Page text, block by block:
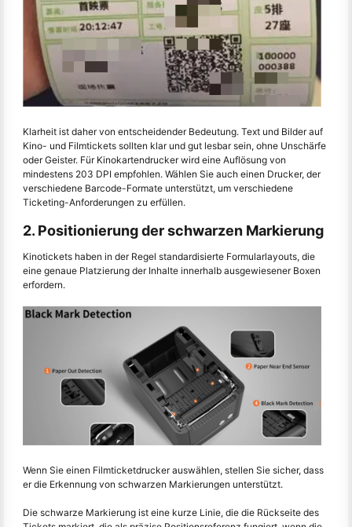
Klarheit ist daher von entscheidender Bedeutung. Text und Bilder auf
Kino- und Filmtickets sollten klar und gut lesbar sein, ohne Unschärfe
oder Geister. Für Kinokartendrucker wird eine Auflösung von
mindestens 203 DPI empfohlen. Wählen Sie auch einen Drucker, der
verschiedene Barcode-Formate unterstützt, um verschiedene
Ticketing-Anforderungen zu erfüllen.
2. Positionierung der schwarzen Markierung
Kinotickets haben in der Regel standardisierte Formularlayouts, die
eine genaue Platzierung der Inhalte innerhalb ausgewiesener Boxen
erfordern.
Wenn Sie einen Filmticketdrucker auswählen, stellen Sie sicher, dass
er die Erkennung von schwarzen Markierungen unterstützt.
Die schwarze Markierung ist eine kurze Linie, die die Rückseite des